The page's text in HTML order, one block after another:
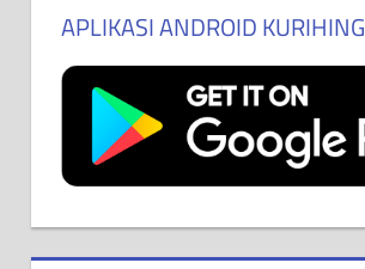
APLIKASI ANDROID KURIHING